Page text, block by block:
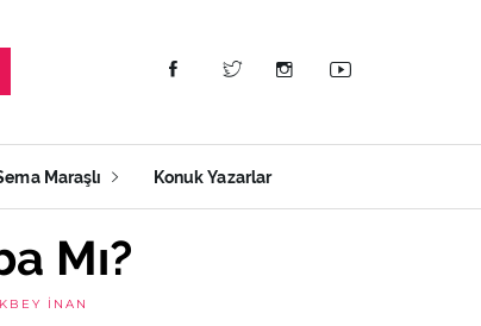
Maraşlı Konuk Yazarlar
Mı?
İNAN